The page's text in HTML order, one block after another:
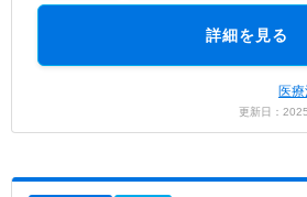
詳細を見る
医
更新日：